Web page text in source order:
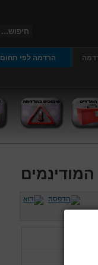
הרדמה לפי תחום